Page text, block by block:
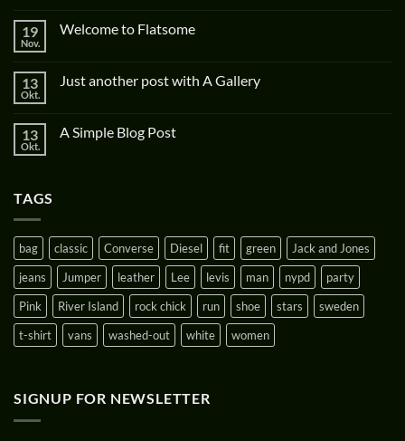
19
Nov.
Welcome to Flatsome
13
Okt.
Just another post with A Gallery
13
Okt.
A Simple Blog Post
TAGS
bag classic Converse Diesel fit green
Jack and Jones
jeans
Jumper leather Lee levis man nypd
party
Pink
River Island rock chick run shoe stars
sweden
t-shirt
vans washed-out white women
SIGNUP FOR NEWSLETTER